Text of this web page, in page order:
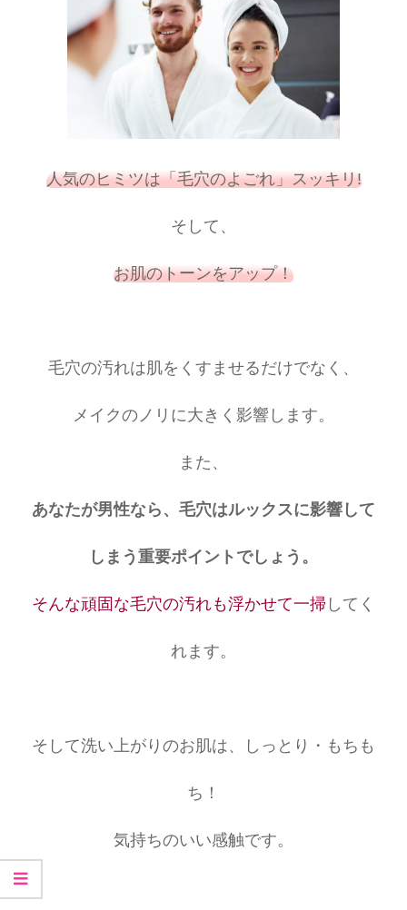
人気のヒミツは「毛穴のよごれ」スッキリ!
そして、
お肌のトーンをアップ！
毛穴の汚れは肌をくすませるだけでなく、
メイクのノリに大きく影響します。
また、
あなたが男性なら、毛穴はルックスに影響して
しまう重要ポイントでしょう。
そんな頑固な毛穴の汚れも浮かせて一掃 してく
れます。
そして洗い上がりのお肌は、しっとり・もちも
ち！
気持ちのいい感触です。